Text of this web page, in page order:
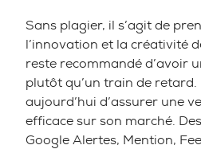
Sans plagier, il s’agit de
l’innovation et la créativité
reste recommandé d’avoir
plutôt qu’un train de
aujourd’hui d’assurer une
efficace sur son marché.
Google Alertes, Mention,